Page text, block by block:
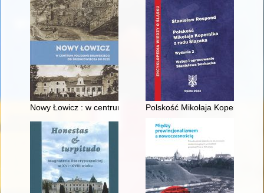
Nowy Łowicz : w centrum poligonu drawskiego od
Polskość Mikołaja Kopernika z